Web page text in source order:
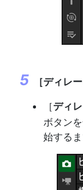
［ディレー
［ディ
ボタン
始する